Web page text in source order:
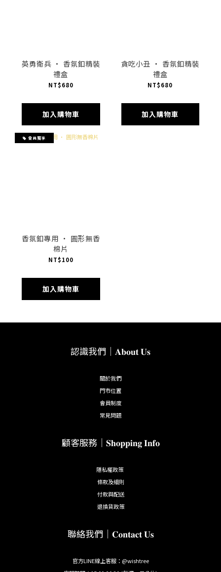
英勇衛兵 · 香氛釦精裝
禮盒
NT$680
加入購物車
貪吃小丑 · 香氛釦精裝
禮盒
NT$680
加入購物車
會員獨享
香氛釦專用 · 圓形無香
棉片
NT$100
加入購物車
認識我們｜𝐀𝐛𝐨𝐮𝐭 𝐔𝐬
關於我們
門市位置
會員制度
常見問題
顧客服務｜𝐒𝐡𝐨𝐩𝐩𝐢𝐧𝐠 𝐈𝐧𝐟𝐨
隱私權政策
條款及細則
付款與配送
退換貨政策
聯絡我們｜𝐂𝐨𝐧𝐭𝐚𝐜𝐭 𝐔𝐬
官方LINE線上客服：@wishtree